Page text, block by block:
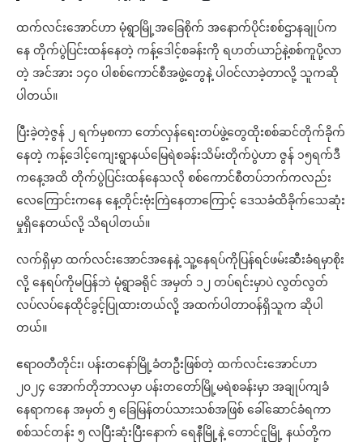
ထက်လင်းအောင်ဟာ မုံရွာမြို့အခြေစိုက် အနောက်ပိုင်းစစ်ဌာနချုပ်က
နေ တိုက်ပွဲပြင်းထန်နေတဲ့ ကန့်ဒေါင့်စခန်းကို ရဟတ်ယာဉ်နဲ့စစ်ကူပို့လာ
တဲ့ အင်အား ၁၄၀ ပါစစ်ကောင်စီအဖွဲ့တွေနဲ့ ပါဝင်လာခဲ့တာလို့ သူကဆို
ပါတယ်။
ပြီးခဲ့တဲ့ဇွန် ၂ ရက်မှစကာ တော်လှန်ရေးတပ်ဖွဲ့တွေထိုးစစ်ဆင်တိုက်ခိုက်
နေတဲ့ ကန့်ဒေါင့်ကျေးရွာနယ်မြေရဲစခန်းသိမ်းတိုက်ပွဲဟာ ဇွန် ၁၅ရက်ဒီ
ကနေ့အထိ တိုက်ပွဲပြင်းထန်နေသလို စစ်ကောင်စီတပ်ဘက်ကလည်း
လေကြောင်းကနေ နေ့တိုင်းဗုံးကြဲနေတာကြောင့် ဒေသခံထိခိုက်သေဆုံး
မှုရှိနေတယ်လို့ သိရပါတယ်။
လက်ရှိမှာ ထက်လင်းအောင်အနေနဲ့ သူ့နေရပ်ကိုပြန်ရင်ဖမ်းဆီးခံရမှာစိုး
လို့ နေရပ်ကိုမပြန်ဘဲ မုံရွာခရိုင် အမှတ် ၁၂ တပ်ရင်းမှာပဲ လွတ်လွတ်
လပ်လပ်နေထိုင်ခွင့်ပြုထားတယ်လို့ အထက်ပါတာဝန်ရှိသူက ဆိုပါ
တယ်။
ဧရာ၀တီတိုင်း၊ ပန်းတနော်မြို့ခံတဦးဖြစ်တဲ့ ထက်လင်းအောင်ဟာ
၂၀၂၄ အောက်တိုဘာလမှာ ပန်းတတော်မြို့မရဲစခန်းမှာ အချုပ်ကျခံ
နေရာကနေ အမှတ် ၅ ခြေမြန်တပ်သားသစ်အဖြစ် ခေါ်ဆောင်ခံရကာ
စစ်သင်တန်း ၅ လပြီးဆုံးပြီးနောက် ရေနီမြို့နဲ့ တောင်ငူမြို့ နယ်တို့က